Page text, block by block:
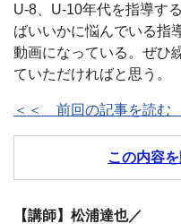
U-8、U-10年代を指導す
ばいいかに悩んでいる指
動画になっている。ぜひ
ていただければと思う。
＜＜ 前回の記事を読む
この内容
【講師】松浦達也／